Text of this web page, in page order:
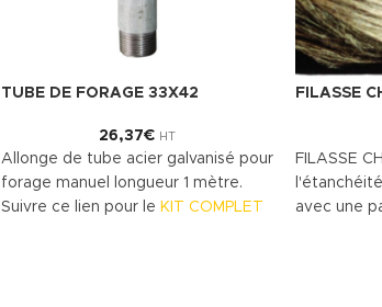
TUBE DE FORAGE 33X42
26,37€ HT
Allonge de tube acier galvanisé pour
forage manuel longueur 1 mètre.
Suivre ce lien pour le KIT COMPLET
FILASSE
FILASSE
avec une